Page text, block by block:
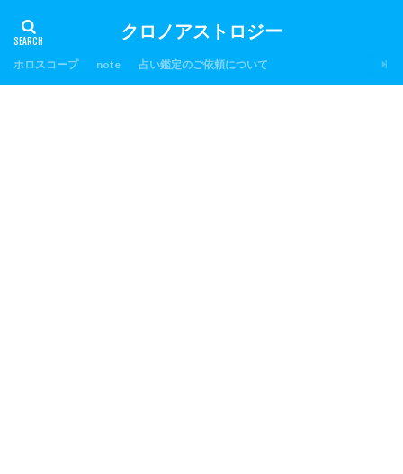
クロノアストロジー
ホロスコープ note 占い鑑定のご依頼について